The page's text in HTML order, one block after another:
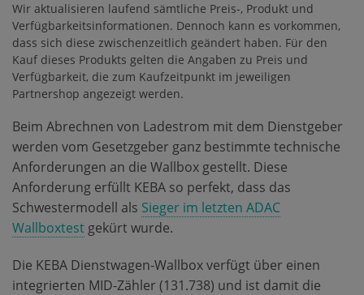
Wir aktualisieren laufend sämtliche Preis-, Produkt und
Verfügbarkeitsinformationen. Dennoch kann es vorkommen,
dass sich diese zwischenzeitlich geändert haben. Für den
Kauf dieses Produkts gelten die Angaben zu Preis und
Verfügbarkeit, die zum Kaufzeitpunkt im jeweiligen
Partnershop angezeigt werden.
Beim Abrechnen von Ladestrom mit dem Dienstgeber
werden vom Gesetzgeber ganz bestimmte technische
Anforderungen an die Wallbox gestellt. Diese
Anforderung erfüllt KEBA so perfekt, dass das
Schwestermodell als Sieger im letzten ADAC
Wallboxtest gekürt wurde.
Die KEBA Dienstwagen-Wallbox verfügt über einen
integrierten MID-Zähler (131.738) und ist damit die